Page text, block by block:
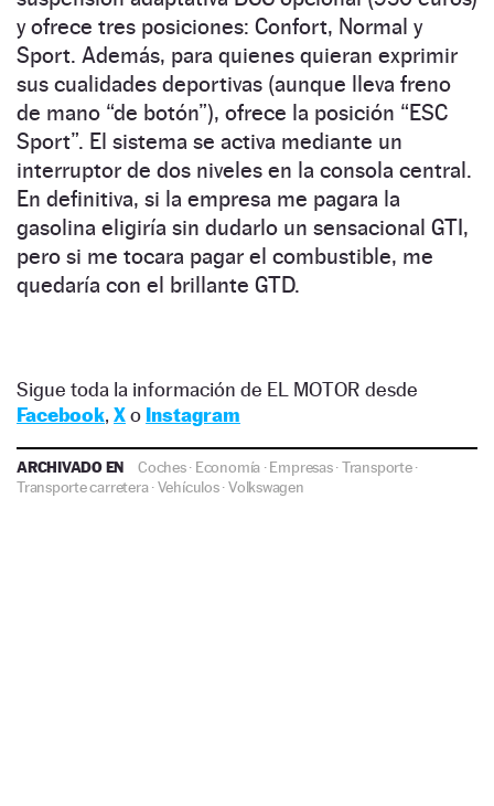
y ofrece tres posiciones: Confort, Normal y
Sport. Además, para quienes quieran exprimir
sus cualidades deportivas (aunque lleva freno
de mano “de botón”), ofrece la posición “ESC
Sport”. El sistema se activa mediante un
interruptor de dos niveles en la consola central.
En definitiva, si la empresa me pagara la
gasolina eligiría sin dudarlo un sensacional GTI,
pero si me tocara pagar el combustible, me
quedaría con el brillante GTD.
Sigue toda la información de EL MOTOR desde
Facebook, Xo Instagram
ARCHIVADO EN Coches· Economía ·Empresas·Transporte·
Transporte carretera·Vehículos·Volkswagen